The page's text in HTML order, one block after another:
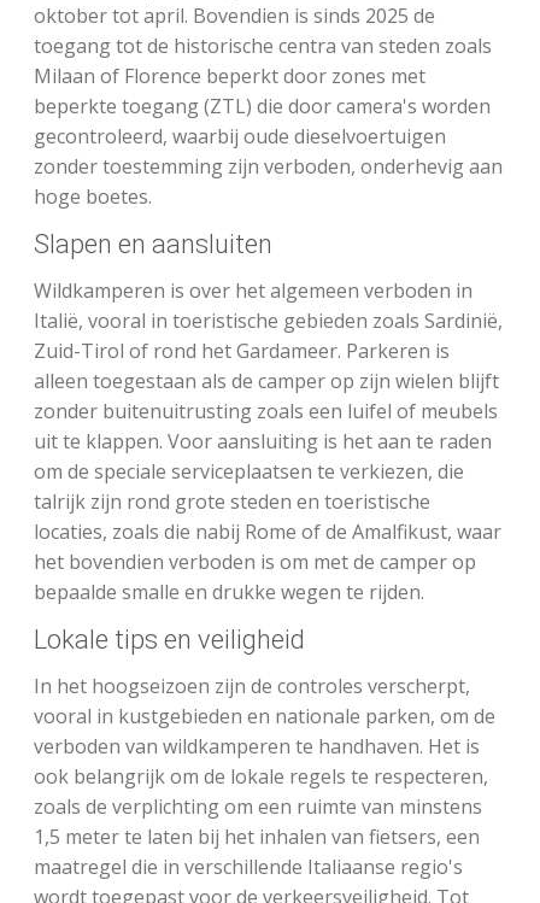
oktober tot april. Bovendien is sinds 2025 de
toegang tot de historische centra van steden zoals
Milaan of Florence beperkt door zones met
beperkte toegang (ZTL) die door camera's worden
gecontroleerd, waarbij oude dieselvoertuigen
zonder toestemming zijn verboden, onderhevig aan
hoge boetes.
Slapen en aansluiten
Wildkamperen is over het algemeen verboden in
Italië, vooral in toeristische gebieden zoals Sardinië,
Zuid-Tirol of rond het Gardameer. Parkeren is
alleen toegestaan als de camper op zijn wielen blijft
zonder buitenuitrusting zoals een luifel of meubels
uit te klappen. Voor aansluiting is het aan te raden
om de speciale serviceplaatsen te verkiezen, die
talrijk zijn rond grote steden en toeristische
locaties, zoals die nabij Rome of de Amalfikust, waar
het bovendien verboden is om met de camper op
bepaalde smalle en drukke wegen te rijden.
Lokale tips en veiligheid
In het hoogseizoen zijn de controles verscherpt,
vooral in kustgebieden en nationale parken, om de
verboden van wildkamperen te handhaven. Het is
ook belangrijk om de lokale regels te respecteren,
zoals de verplichting om een ruimte van minstens
1,5 meter te laten bij het inhalen van fietsers, een
maatregel die in verschillende Italiaanse regio's
wordt toegepast voor de verkeersveiligheid. Tot